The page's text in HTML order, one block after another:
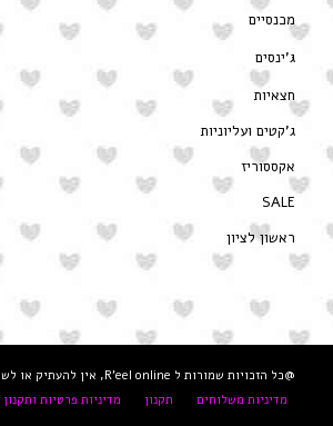
מכנסיים
ג’ינסים
חצאיות
ג’קטים ועליוניות
אקססוריז
SALE
ראשון לציון
@כל הזכויות שמורות ל R'eel online, אין להעתיק או לשכפל
מדיניות משלוחים
תקנון מדיניות פרטיות ותקנון